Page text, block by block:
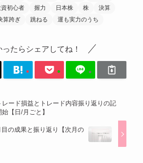
初心者 握力 日本株 株
決算
算跨ぎ 跳ねる 運も実力のうち
ったらシェアしてね！
レード損益とトレード内容振り返りの記
【日/月ごと】
の成果と振り返り【次月の